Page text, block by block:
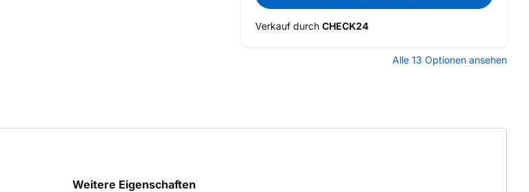
Verkauf durch CHECK24
Alle 13 Optionen ansehen
Weitere Eigenschaften